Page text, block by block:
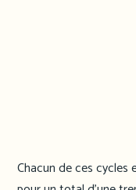
Chacun de ces